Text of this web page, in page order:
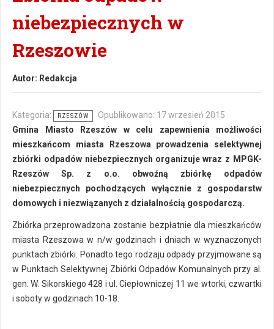
niebezpiecznych w
Rzeszowie
Autor: Redakcja
Kategoria: RZESZÓW
Opublikowano: 17 wrzesień 2015
Gmina Miasto Rzeszów w celu zapewnienia możliwości
mieszkańcom miasta Rzeszowa prowadzenia selektywnej
zbiórki odpadów niebezpiecznych organizuje wraz z MPGK-
Rzeszów Sp. z o.o. obwoźną zbiórkę odpadów
niebezpiecznych pochodzących wyłącznie z gospodarstw
domowych i niezwiązanych z działalnością gospodarczą.
Zbiórka przeprowadzona zostanie bezpłatnie dla mieszkańców
miasta Rzeszowa w n/w godzinach i dniach w wyznaczonych
punktach zbiórki. Ponadto tego rodzaju odpady przyjmowane są
w Punktach Selektywnej Zbiórki Odpadów Komunalnych przy al.
gen. W. Sikorskiego 428 i ul. Ciepłowniczej 11 we wtorki, czwartki
i soboty w godzinach 10-18.